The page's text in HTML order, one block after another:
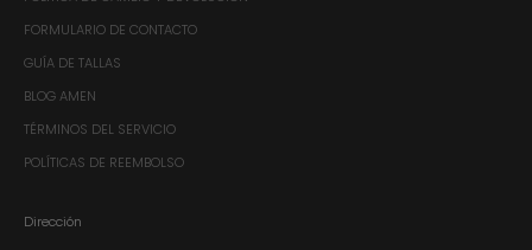
FORMULARIO DE CONTACTO
GUÍA DE TALLAS
BLOG AMEN
TÉRMINOS DEL SERVICIO
POLÍTICAS DE REEMBOLSO
Dirección